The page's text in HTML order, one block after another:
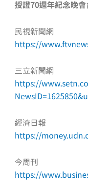
授證70週年紀念晚
民視新聞網
https://
三立新聞網
https://
經濟日報
https://
今周刊
https://